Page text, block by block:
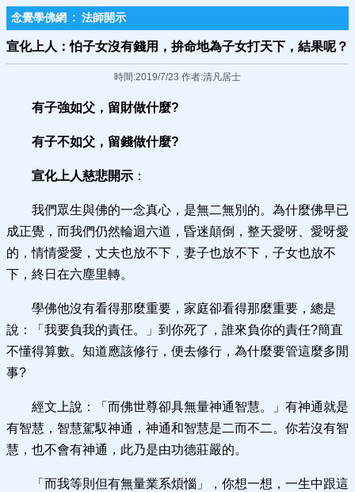
念覺學佛網 : 法師開示
宣化上人：怕子女沒有錢用，拚命地為子女打天下，結果呢？
時間:2019/7/23 作者:清凡居士
有子強如父，留財做什麼?
有子不如父，留錢做什麼?
宣化上人慈悲開示 ：
我們眾生與佛的一念真心，是無二無別的。為什麼佛早已
成正覺，而我們仍然輪迴六道，昏迷顛倒，整天愛呀、愛呀愛
的，情情愛愛，丈夫也放不下，妻子也放不下，子女也放不
下，終日在六塵里轉。
學佛他沒有看得那麼重要，家庭卻看得那麼重要，總是
說：「我要負我的責任。」到你死了，誰來負你的責任?簡直
不懂得算數。知道應該修行，便去修行，為什麼要管這麼多閒
事?
經文上說：「而佛世尊卻具無量神通智慧。」有神通就是
有智慧，智慧駕馭神通，神通和智慧是二而不二。你若沒有智
慧，也不會有神通，此乃是由功德莊嚴的。
「而我等則但有無量業系煩惱」，你想一想，一生中跟這